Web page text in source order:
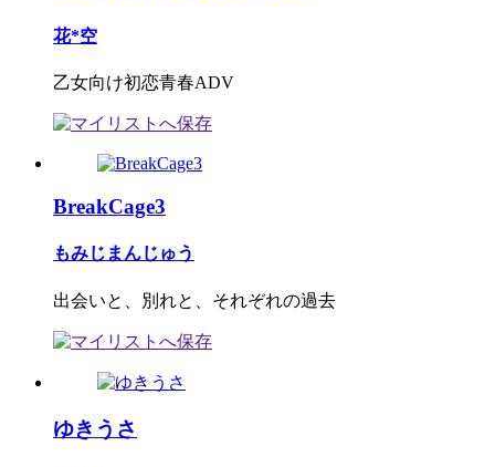
花*空
乙女向け初恋青春ADV
BreakCage3
もみじまんじゅう
出会いと、別れと、それぞれの過去
ゆきうさ